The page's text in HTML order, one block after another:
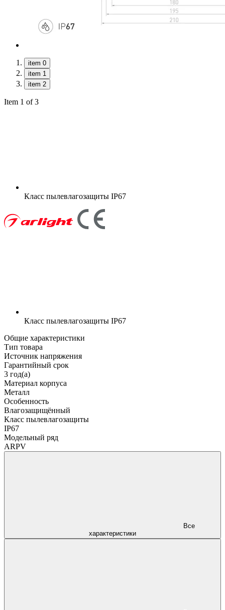
item 0
item 1
item 2
Item 1 of 3
Класс пылевлагозащиты IP67
Класс пылевлагозащиты IP67
Общие характеристики
Тип товара
Источник напряжения
Гарантийный срок
3 год(а)
Материал корпуса
Металл
Особенность
Влагозащищённый
Класс пылевлагозащиты
IP67
Модельный ряд
ARPV
характеристики